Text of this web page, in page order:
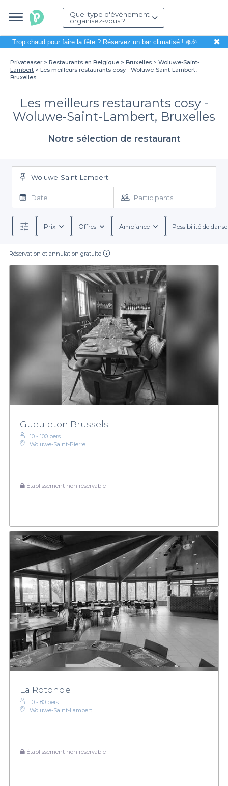
Quel type d'évènement
organisez-vous ?
Trop chaud pour faire la fête ? Réservez un bar climatisé! ❄️🎉 ✖
Privateaser Restaurants en Belgique Bruxelles
Woluwe-Saint-
Lambert
Les meilleurs restaurants cosy - Woluwe-Saint-Lambert,
Bruxelles
Les meilleurs restaurants cosy -
Woluwe-Saint-Lambert, Bruxelles
Notre sélection de restaurant
Woluwe-Saint-Lambert
Date Participants
Prix Offres Ambiance Possibilité de
Réservation et annulation gratuite
Gueuleton Brussels
10 - 100 pers.
Woluwe-Saint-Pierre
Établissement non réservable
La Rotonde
10 - 80 pers.
Woluwe-Saint-Lambert
Établissement non réservable